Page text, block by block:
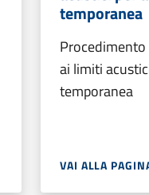
temporanea
ai limiti
temporanea
VAI ALLA